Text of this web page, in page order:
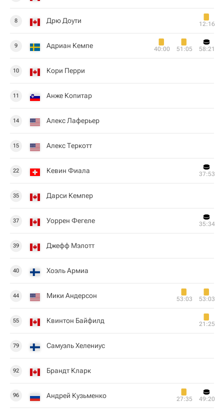
8 Дрю Доути 12:16
9 Адриан Кемпе 40:00 51:05 58:21
10 Кори Перри
11 Анже Копитар
14 Алекс Лаферьер
15 Алекс Теркотт
22 Кевин Фиала 37:53
35 Дарси Кемпер
37 Уоррен Фегеле 35:34
39 Джефф Мэлотт
40 Хоэль Армиа
44 Мики Андерсон 53:03 53:03
55 Квинтон Байфилд 21:25
79 Самуэль Хелениус
92 Брандт Кларк
96 Андрей Кузьменко 27:35 49:20